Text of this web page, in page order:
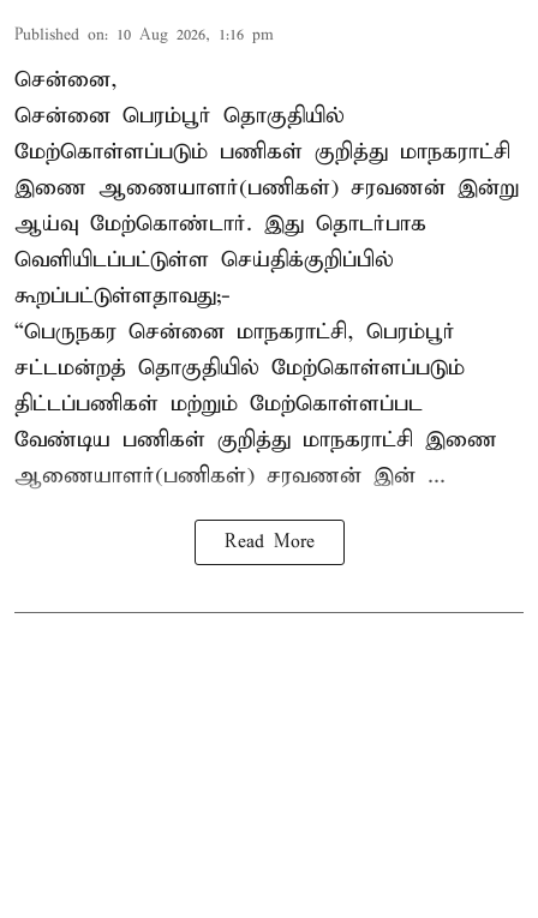
Published on: 10 Aug 2026, 1:16 pm
சென்னை,
சென்னை பெரம்பூர் தொகுதியில்
மேற்கொள்ளப்படும் பணிகள் குறித்து மாநகராட்சி
இணை ஆணையாளர்(பணிகள்) சரவணன் இன்று
ஆய்வு மேற்கொண்டார். இது தொடர்பாக
வெளியிடப்பட்டுள்ள செய்திக்குறிப்பில்
கூறப்பட்டுள்ளதாவது;-
“பெருநகர சென்னை மாநகராட்சி, பெரம்பூர்
சட்டமன்றத் தொகுதியில் மேற்கொள்ளப்படும்
திட்டப்பணிகள் மற்றும் மேற்கொள்ளப்பட
வேண்டிய பணிகள் குறித்து மாநகராட்சி இணை
ஆணையாளர்(பணிகள்) சரவணன் இன் ...
Read More